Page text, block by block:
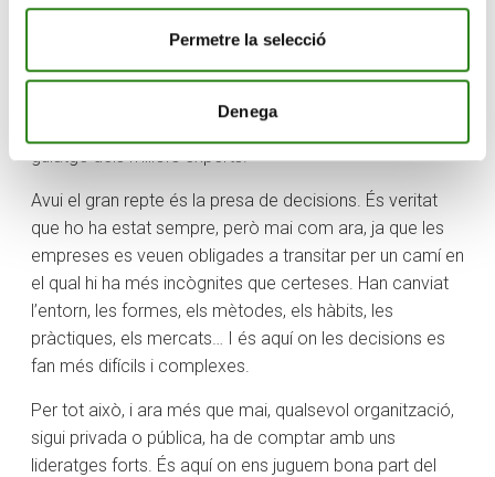
Permetre la selecció
Denega
aquest any també. Conscient que el futur ja no
s’assemblarà mai més al passat, instal·lats com estem
en un canvi permanent i accelerat i que obliga a
adaptar-se a nombroses variables, la trobada
empresarial ha sabut abordar cada moment sota el
guiatge dels millors experts.
Avui el gran repte és la presa de decisions. És veritat
que ho ha estat sempre, però mai com ara, ja que les
empreses es veuen obligades a transitar per un camí en
el qual hi ha més incògnites que certeses. Han canviat
l’entorn, les formes, els mètodes, els hàbits, les
pràctiques, els mercats… I és aquí on les decisions es
fan més difícils i complexes.
Per tot això, i ara més que mai, qualsevol organització,
sigui privada o pública, ha de comptar amb uns
lideratges forts. És aquí on ens juguem bona part del